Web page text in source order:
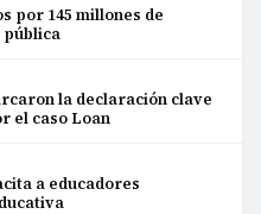
por 145 millones de
pública
la declaración clave
el caso Loan
a educadores